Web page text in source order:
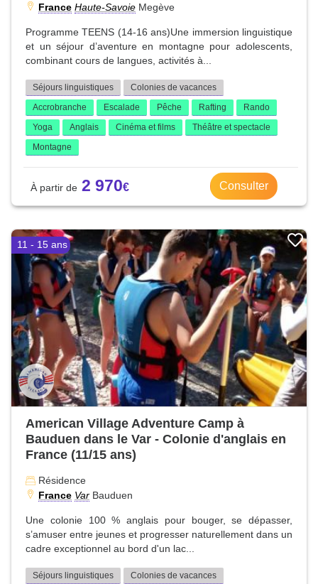
France Haute-Savoie Megève
Programme TEENS (14-16 ans)Une immersion linguistique
et un séjour d’aventure en montagne pour adolescents,
combinant cours de langues, activités à...
Séjours linguistiques
Colonies de vacances
Accrobranche
Escalade Pêche Rafting
Rando
Yoga
Anglais Cinéma et films
Théâtre et spectacle
Montagne
2 970 Consulter
11 - 15 ans
American Village Adventure Camp à
Bauduen dans le Var - Colonie d'anglais en
France (11/15 ans)
Résidence
France Var Bauduen
Une colonie 100 % anglais pour bouger, se dépasser,
s’amuser entre jeunes et progresser naturellement dans un
cadre exceptionnel au bord d'un lac...
Séjours linguistiques
Colonies de vacances